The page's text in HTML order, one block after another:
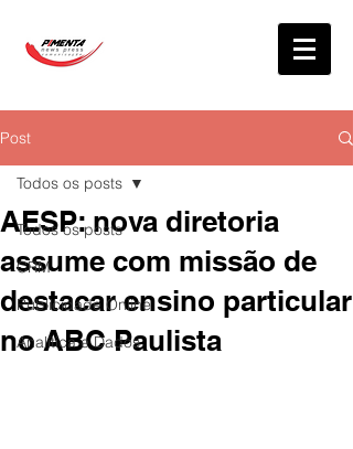
Post
Todos os posts
CRM
Publicidade Online
Analítica e Dados
Todos os posts
AESP: nova diretoria
assume com missão de
destacar ensino particular
no ABC Paulista